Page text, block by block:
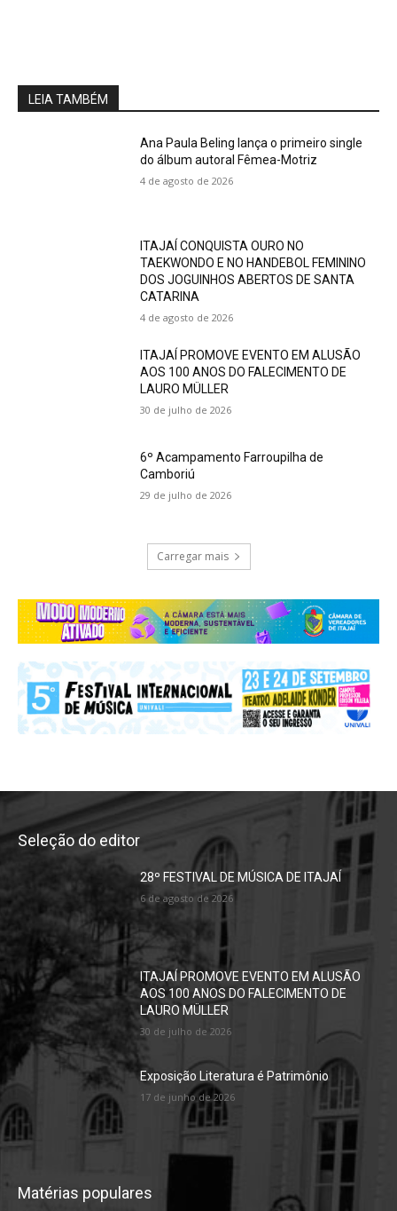
LEIA TAMBÉM
Ana Paula Beling lança o primeiro single
do álbum autoral Fêmea-Motriz
4 de agosto de 2026
ITAJAÍ CONQUISTA OURO NO
TAEKWONDO E NO HANDEBOL FEMININO
DOS JOGUINHOS ABERTOS DE SANTA
CATARINA
4 de agosto de 2026
ITAJAÍ PROMOVE EVENTO EM ALUSÃO
AOS 100 ANOS DO FALECIMENTO DE
LAURO MÜLLER
30 de julho de 2026
6º Acampamento Farroupilha de
Camboriú
29 de julho de 2026
Carregar mais
Seleção do editor
28º FESTIVAL DE MÚSICA DE ITAJAÍ
6 de agosto de 2026
ITAJAÍ PROMOVE EVENTO EM ALUSÃO
AOS 100 ANOS DO FALECIMENTO DE
LAURO MÜLLER
30 de julho de 2026
Exposição Literatura é Patrimônio
17 de junho de 2026
Matérias populares